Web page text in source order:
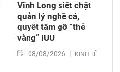
Vĩnh Long siết chặt
quản lý nghề cá,
quyết tâm gỡ “thẻ
vàng” IUU
08/08/2026 KINH TẾ